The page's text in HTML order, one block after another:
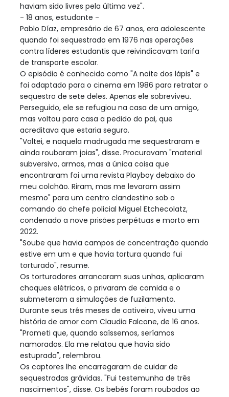
haviam sido livres pela última vez".
- 18 anos, estudante -
Pablo Díaz, empresário de 67 anos, era adolescente
quando foi sequestrado em 1976 nas operações
contra líderes estudantis que reivindicavam tarifa
de transporte escolar.
O episódio é conhecido como "A noite dos lápis" e
foi adaptado para o cinema em 1986 para retratar o
sequestro de sete deles. Apenas ele sobreviveu.
Perseguido, ele se refugiou na casa de um amigo,
mas voltou para casa a pedido do pai, que
acreditava que estaria seguro.
"Voltei, e naquela madrugada me sequestraram e
ainda roubaram joias", disse. Procuravam "material
subversivo, armas, mas a única coisa que
encontraram foi uma revista Playboy debaixo do
meu colchão. Riram, mas me levaram assim
mesmo" para um centro clandestino sob o
comando do chefe policial Miguel Etchecolatz,
condenado a nove prisões perpétuas e morto em
2022.
"Soube que havia campos de concentração quando
estive em um e que havia tortura quando fui
torturado", resume.
Os torturadores arrancaram suas unhas, aplicaram
choques elétricos, o privaram de comida e o
submeteram a simulações de fuzilamento.
Durante seus três meses de cativeiro, viveu uma
história de amor com Claudia Falcone, de 16 anos.
"Prometi que, quando saíssemos, seríamos
namorados. Ela me relatou que havia sido
estuprada", relembrou.
Os captores lhe encarregaram de cuidar de
sequestradas grávidas. "Fui testemunha de três
nascimentos", disse. Os bebês foram roubados ao